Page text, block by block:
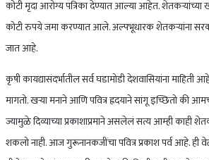
कोटी मृदा आरोग्य पत्रिका देण्यात आल्या आहेत.
कोटी रुपये जमा करण्यात आले. अल्पभूधारक शेतकऱ्यांना
जात आहे.
कृषी कायद्यासंदर्भातील सर्व घडामोडी देशवासियांना
मागतो. खऱ्या मनाने आणि पवित्र ह्रदयाने सांगू इच्छितो की
ज्यामुळे दिव्याच्या प्रकाशाप्रमाने असलेलं सत्य आम्ही काही
शकलो नाही. आज गुरूनानकजींचा पवित्र प्रकाश पर्व आहे. ही